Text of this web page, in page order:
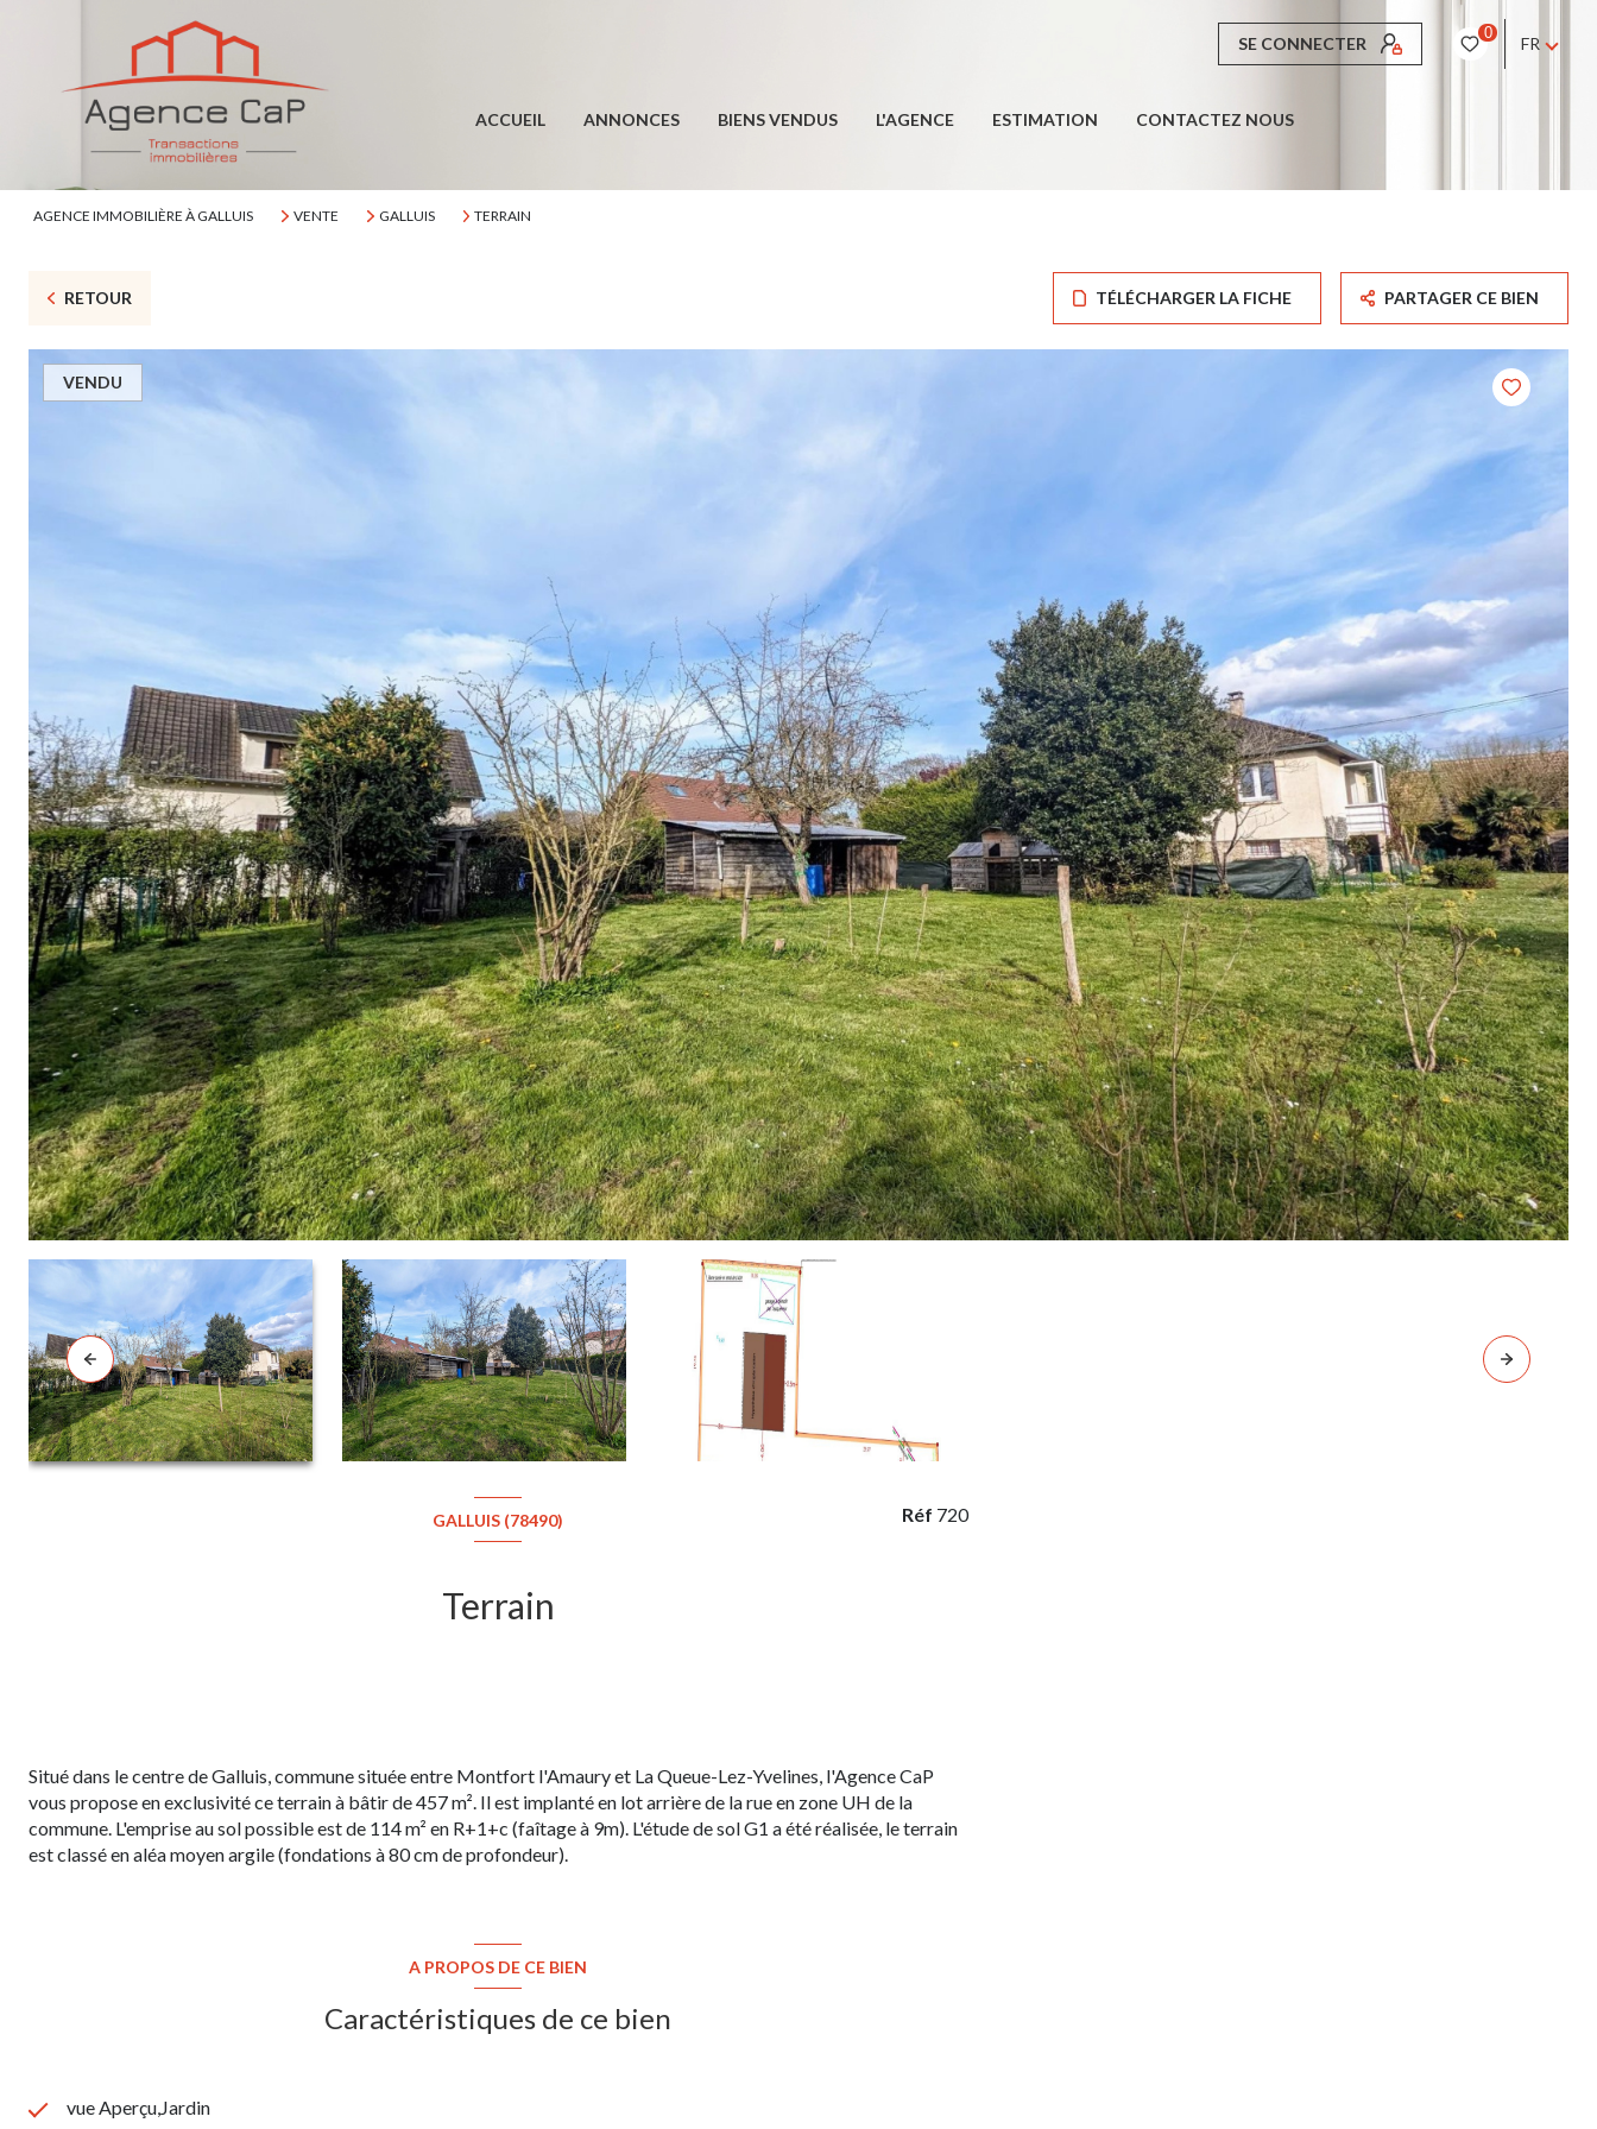
SE CONNECTER
0
FR
ACCUEIL ANNONCES BIENS VENDUS L'AGENCE ESTIMATION CONTACTEZ NOUS
AGENCE IMMOBILIÈRE À GALLUIS VENTE GALLUIS TERRAIN
RETOUR TÉLÉCHARGER LA FICHE PARTAGER CE BIEN
VENDU
GALLUIS (78490)
Terrain
Réf 720
Situé dans le centre de Galluis, commune située entre Montfort l'Amaury et La Queue-Lez-Yvelines, l'Agence CaP
vous propose en exclusivité ce terrain à bâtir de 457 m². Il est implanté en lot arrière de la rue en zone UH de la
commune. L'emprise au sol possible est de 114 m² en R+1+c (faîtage à 9m). L'étude de sol G1 a été réalisée, le terrain
est classé en aléa moyen argile (fondations à 80 cm de profondeur).
A PROPOS DE CE BIEN
Caractéristiques de ce bien
vue Aperçu,Jardin